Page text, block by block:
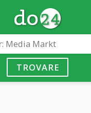
TROVARE